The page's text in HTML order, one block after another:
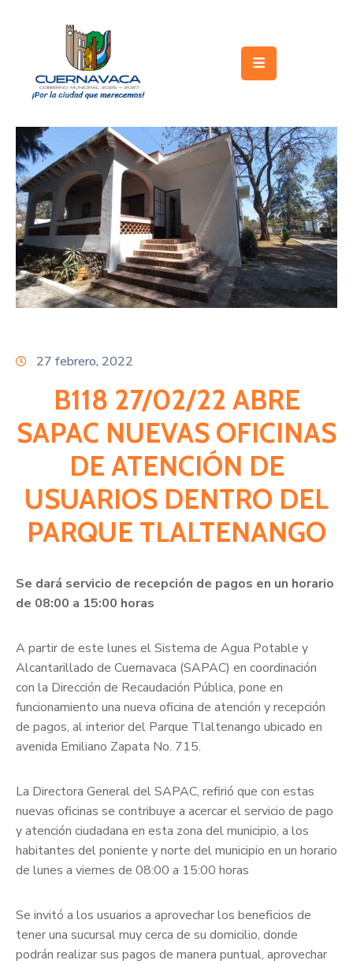
Gobierno
Turismo
Trámites
y
Servicios
Licitaciones
Transparencia
Citas27 febrero, 2022
B118 27/02/22 ABRE
SAPAC NUEVAS OFICINAS
DE ATENCIÓN DE
USUARIOS DENTRO DEL
PARQUE TLALTENANGO
Se dará servicio de recepción de pagos en un horario
de 08:00 a 15:00 horas
A partir de este lunes el Sistema de Agua Potable y
Alcantarillado de Cuernavaca (SAPAC) en coordinación
con la Dirección de Recaudación Pública, pone en
funcionamiento una nueva oficina de atención y recepción
de pagos, al interior del Parque Tlaltenango ubicado en
avenida Emiliano Zapata No. 715.
La Directora General del SAPAC, refirió que con estas
nuevas oficinas se contribuye a acercar el servicio de pago
y atención ciudadana en esta zona del municipio, a los
habitantes del poniente y norte del municipio en un horario
de lunes a viernes de 08:00 a 15:00 horas
Se invitó a los usuarios a aprovechar los beneficios de
tener una sucursal muy cerca de su domicilio, donde
podrán realizar sus pagos de manera puntual, aprovechar